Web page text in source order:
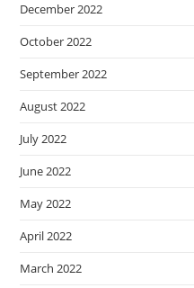
December 2022
October 2022
September 2022
August 2022
July 2022
June 2022
May 2022
April 2022
March 2022